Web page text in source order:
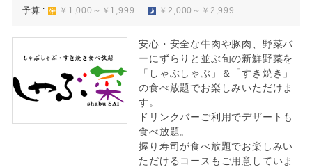
予算 :
￥1,000～￥1,999 ￥2,000～￥2,999
安心・安全な牛肉や豚肉、野菜バ
ーにずらりと並ぶ旬の新鮮野菜を
「しゃぶしゃぶ」＆「すき焼き」
の食べ放題でお楽しみいただけま
す。
ドリンクバーご利用でデザートも
食べ放題。
握り寿司が食べ放題でお楽しみい
ただけるコースもご用意していま